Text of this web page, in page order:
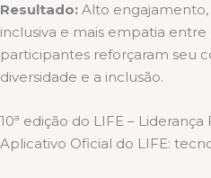
Resultado: Alto
inclusiva e mais empatia
participantes reforçaram seu
diversidade e a inclusão.
10ª edição do LIFE –
Aplicativo Oficial do LIFE: